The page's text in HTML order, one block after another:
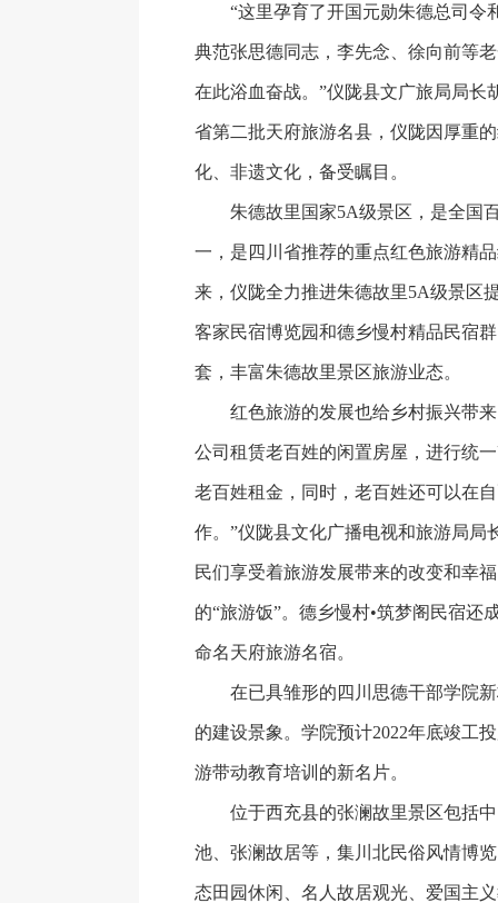
“这里孕育了开国元勋朱德总司令
典范张思德同志，李先念、徐向前等
在此浴血奋战。”仪陇县文广旅局局长
省第二批天府旅游名县，仪陇因厚重
化、非遗文化，备受瞩目。
朱德故里国家5A级景区，是全国
一，是四川省推荐的重点红色旅游精
来，仪陇全力推进朱德故里5A级景区
客家民宿博览园和德乡慢村精品民宿
套，丰富朱德故里景区旅游业态。
红色旅游的发展也给乡村振兴带来
公司租赁老百姓的闲置房屋，进行统
老百姓租金，同时，老百姓还可以在
作。”仪陇县文化广播电视和旅游局局
民们享受着旅游发展带来的改变和幸
的“旅游饭”。德乡慢村•筑梦阁民宿还
命名天府旅游名宿。
在已具雏形的四川思德干部学院新
的建设景象。学院预计2022年底竣工
游带动教育培训的新名片。
位于西充县的张澜故里景区包括中
池、张澜故居等，集川北民俗风情博
态田园休闲、名人故居观光、爱国主